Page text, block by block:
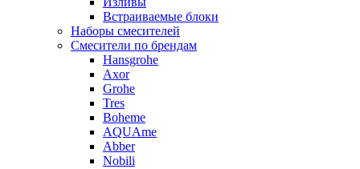
Встраиваемые блоки
Наборы смесителей
Смесители по брендам
Hansgrohe
Axor
Grohe
Tres
Boheme
AQUAme
Abber
Nobili